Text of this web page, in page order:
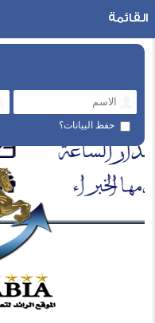
حفظ البيانات؟
القائمة